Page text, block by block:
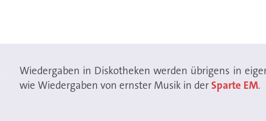
Wiedergaben in Diskotheken werden übrigens in
wie Wiedergaben von ernster Musik in derSparte EM.